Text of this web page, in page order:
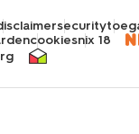
security
cookiesnix 18